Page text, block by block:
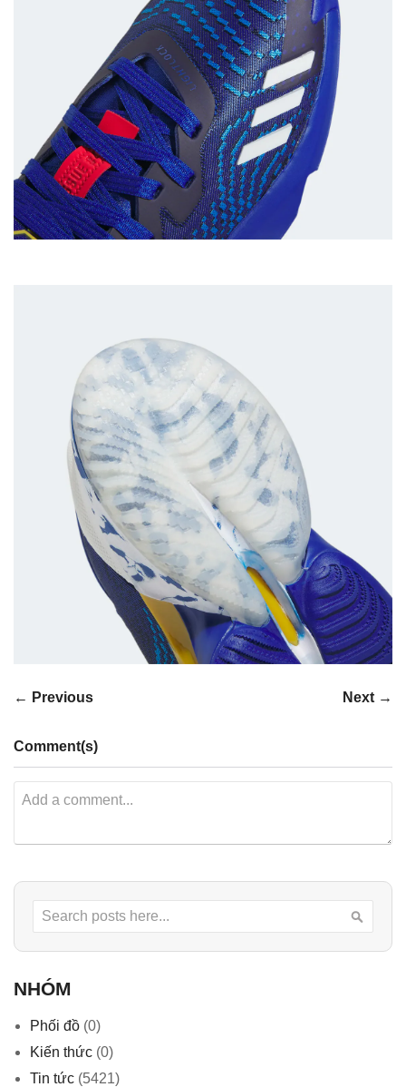
← Previous Next →
Comment(s)
Search
NHÓM
Phối đồ (0)
Kiến thức (0)
Tin tức (5421)